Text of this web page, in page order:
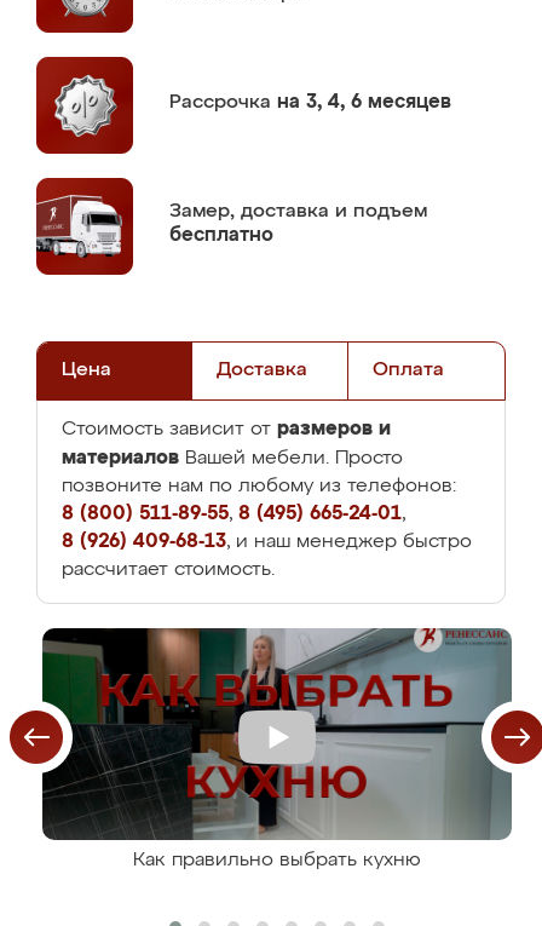
Рассрочка на 3, 4, 6 месяцев
Замер, доставка и подъем
бесплатно
Цена Доставка Оплата
Стоимость зависит от размеров и
материалов Вашей мебели. Просто
позвоните нам по любому из телефонов:
8 (800) 511-89-55, 8 (495) 665-24-01,
8 (926) 409-68-13, и наш менеджер быстро
рассчитает стоимость.
Как правильно выбрать кухню